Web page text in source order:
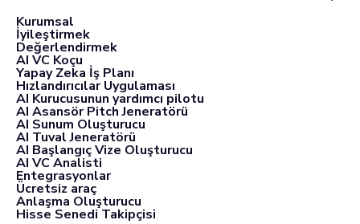
Kurumsal
İyileştirmek
Değerlendirmek
AI VC Koçu
Yapay Zeka İş Planı
Hızlandırıcılar Uygulaması
AI Kurucusunun yardımcı pilotu
AI Asansör Pitch Jeneratörü
AI Sunum Oluşturucu
AI Tuval Jeneratörü
AI Başlangıç Vize Oluşturucu
AI VC Analisti
Entegrasyonlar
Ücretsiz araç
Anlaşma Oluşturucu
Hisse Senedi Takipçisi